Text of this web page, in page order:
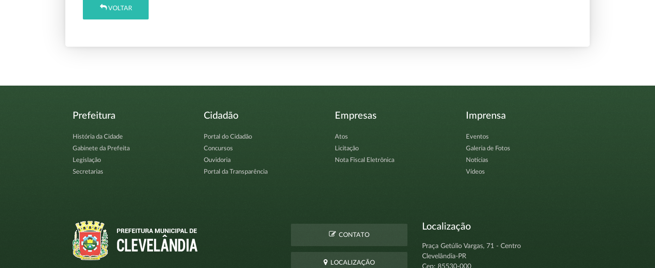
VOLTAR
Prefeitura
História da Cidade
Gabinete da Prefeita
Legislação
Secretarias
Cidadão
Portal do Cidadão
Concursos
Ouvidoria
Portal da Transparência
Empresas
Atos
Licitação
Nota Fiscal Eletrônica
Imprensa
Eventos
Galeria de Fotos
Notícias
Vídeos
CONTATO
LOCALIZAÇÃO
Localização
Praça Getúlio Vargas, 71 - Centro
Clevelândia-PR
Cep: 85530-000